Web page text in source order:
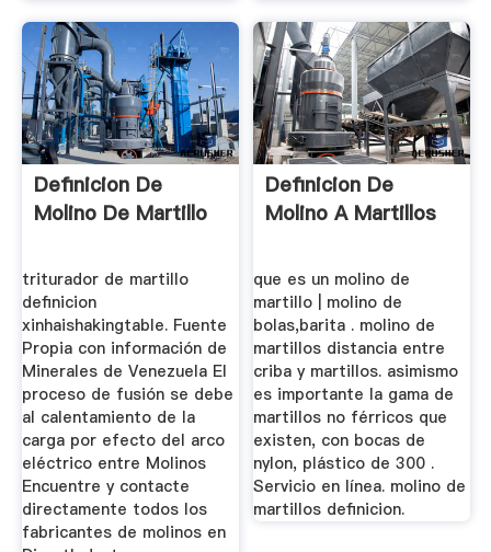
Definicion De
Molino De Martillo
triturador de martillo
definicion
xinhaishakingtable. Fuente
Propia con información de
Minerales de Venezuela El
proceso de fusión se debe
al calentamiento de la
carga por efecto del arco
eléctrico entre Molinos
Encuentre y contacte
directamente todos los
fabricantes de molinos en
Definicion De
Molino A Martillos
que es un molino de
martillo | molino de
bolas,barita . molino de
martillos distancia entre
criba y martillos. asimismo
es importante la gama de
martillos no férricos que
existen, con bocas de
nylon, plástico de 300 .
Servicio en línea. molino de
martillos definicion.